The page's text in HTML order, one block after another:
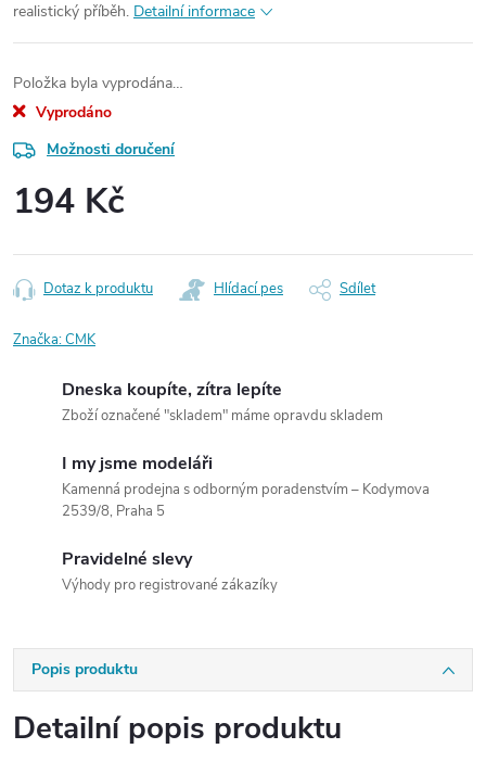
realistický příběh. Detailní informace
Položka byla vyprodána…
Vyprodáno
Možnosti doručení
194 Kč
cena:
Dotaz k produktu Hlídací pes Sdílet
Značka:CMK
Dneska koupíte, zítra lepíte
Zboží označené "skladem" máme opravdu skladem
I my jsme modeláři
Kamenná prodejna s odborným poradenstvím – Kodymova
2539/8, Praha 5
Pravidelné slevy
Výhody pro registrované zákazíky
Popis produktu
Detailní popis produktu